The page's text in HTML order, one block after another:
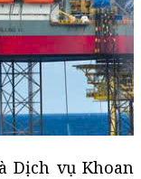
Dịch vụ Khoan